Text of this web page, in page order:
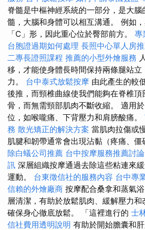
脊髓是中樞神經系統的一部分，是大
髓，大腦和身體可以相互溝通。 例如
「C」形，因此重心位於臀部前方。 專
台胞證過期如何處理 長照中心單人房
二專長證照課程 推薦的小型外燴服務
移，才能使身體長時間保持兩條腿站立
力。 台中泰式放鬆按摩 由此產生的較
後推，而頸椎曲線使我們能夠在脊椎
骨，而無需頸部肌肉不斷收縮。 適用
位，如喉嚨痛、下背壓力和肩膀酸痛。
務 散光矯正的解決方案 當肌肉拉傷或
肌腱和韌帶通常會出現沾黏（疼痛、僵
除白蟻公司推薦 台中按摩服務推薦討
訊 深層組織按摩通過去除這些粘連來
運動。 台東徵信社的服務內容 台中專
信賴的外燴廠商 按摩配合桑拿和蒸氣
層清潔，有助於放鬆肌肉、緩解壓力
確保身心徹底放鬆。 「這裡進行的 士
信社費用透明說明 有助於開始膽囊和